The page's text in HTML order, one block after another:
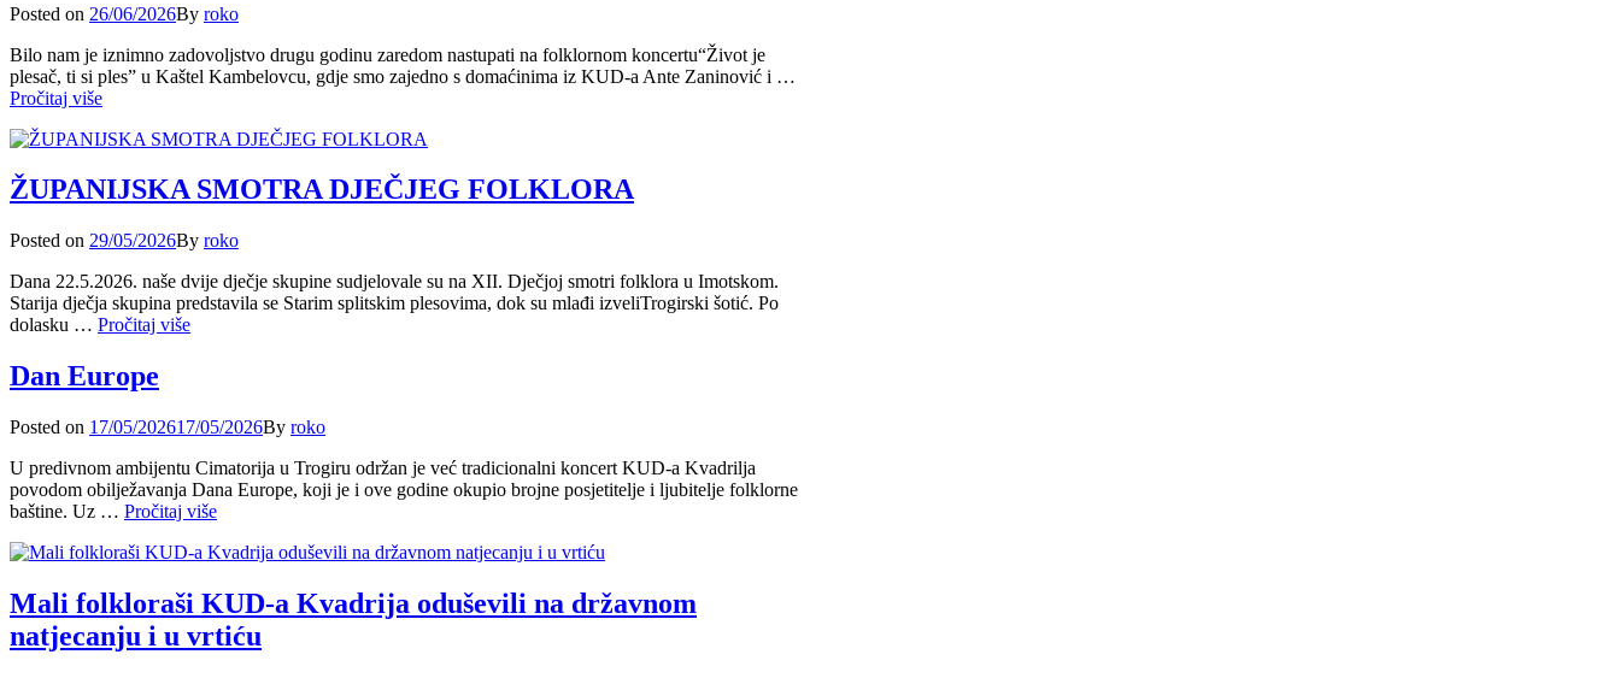
FOLKLORA
MUĆU
Posted on Posted
26/06/2026By roko
Bilo nam je iznimno zadovoljstvo drugu godinu zaredom nastupati na folklornom koncertu“Život je
plesač, ti si ples” u Kaštel Kambelovcu, gdje smo zajedno s domaćinima iz KUD-a Ante Zaninović i …
Pročitaj višeŽIVOT
PLESAČ,
SI
PLES
ŽUPANIJSKA SMOTRA DJEČJEG FOLKLORA
Posted on Posted
29/05/2026By roko
Dana 22.5.2026. naše dvije dječje skupine sudjelovale su na XII. Dječjoj smotri folklora u Imotskom.
Starija dječja skupina predstavila se Starim splitskim plesovima, dok su mlađi izveliTrogirski šotić. Po
dolasku … Pročitaj višeŽUPANIJSKA
Dan Europe
Posted on Posted
17/05/202617/05/2026By roko
U predivnom ambijentu Cimatorija u Trogiru održan je već tradicionalni koncert KUD-a Kvadrilja
povodom obilježavanja Dana Europe, koji je i ove godine okupio brojne posjetitelje i ljubitelje folklorne
baštine. Uz … Pročitaj višeDan
Mali folkloraši KUD-a Kvadrija oduševili na državnom
natjecanju i u vrtiću